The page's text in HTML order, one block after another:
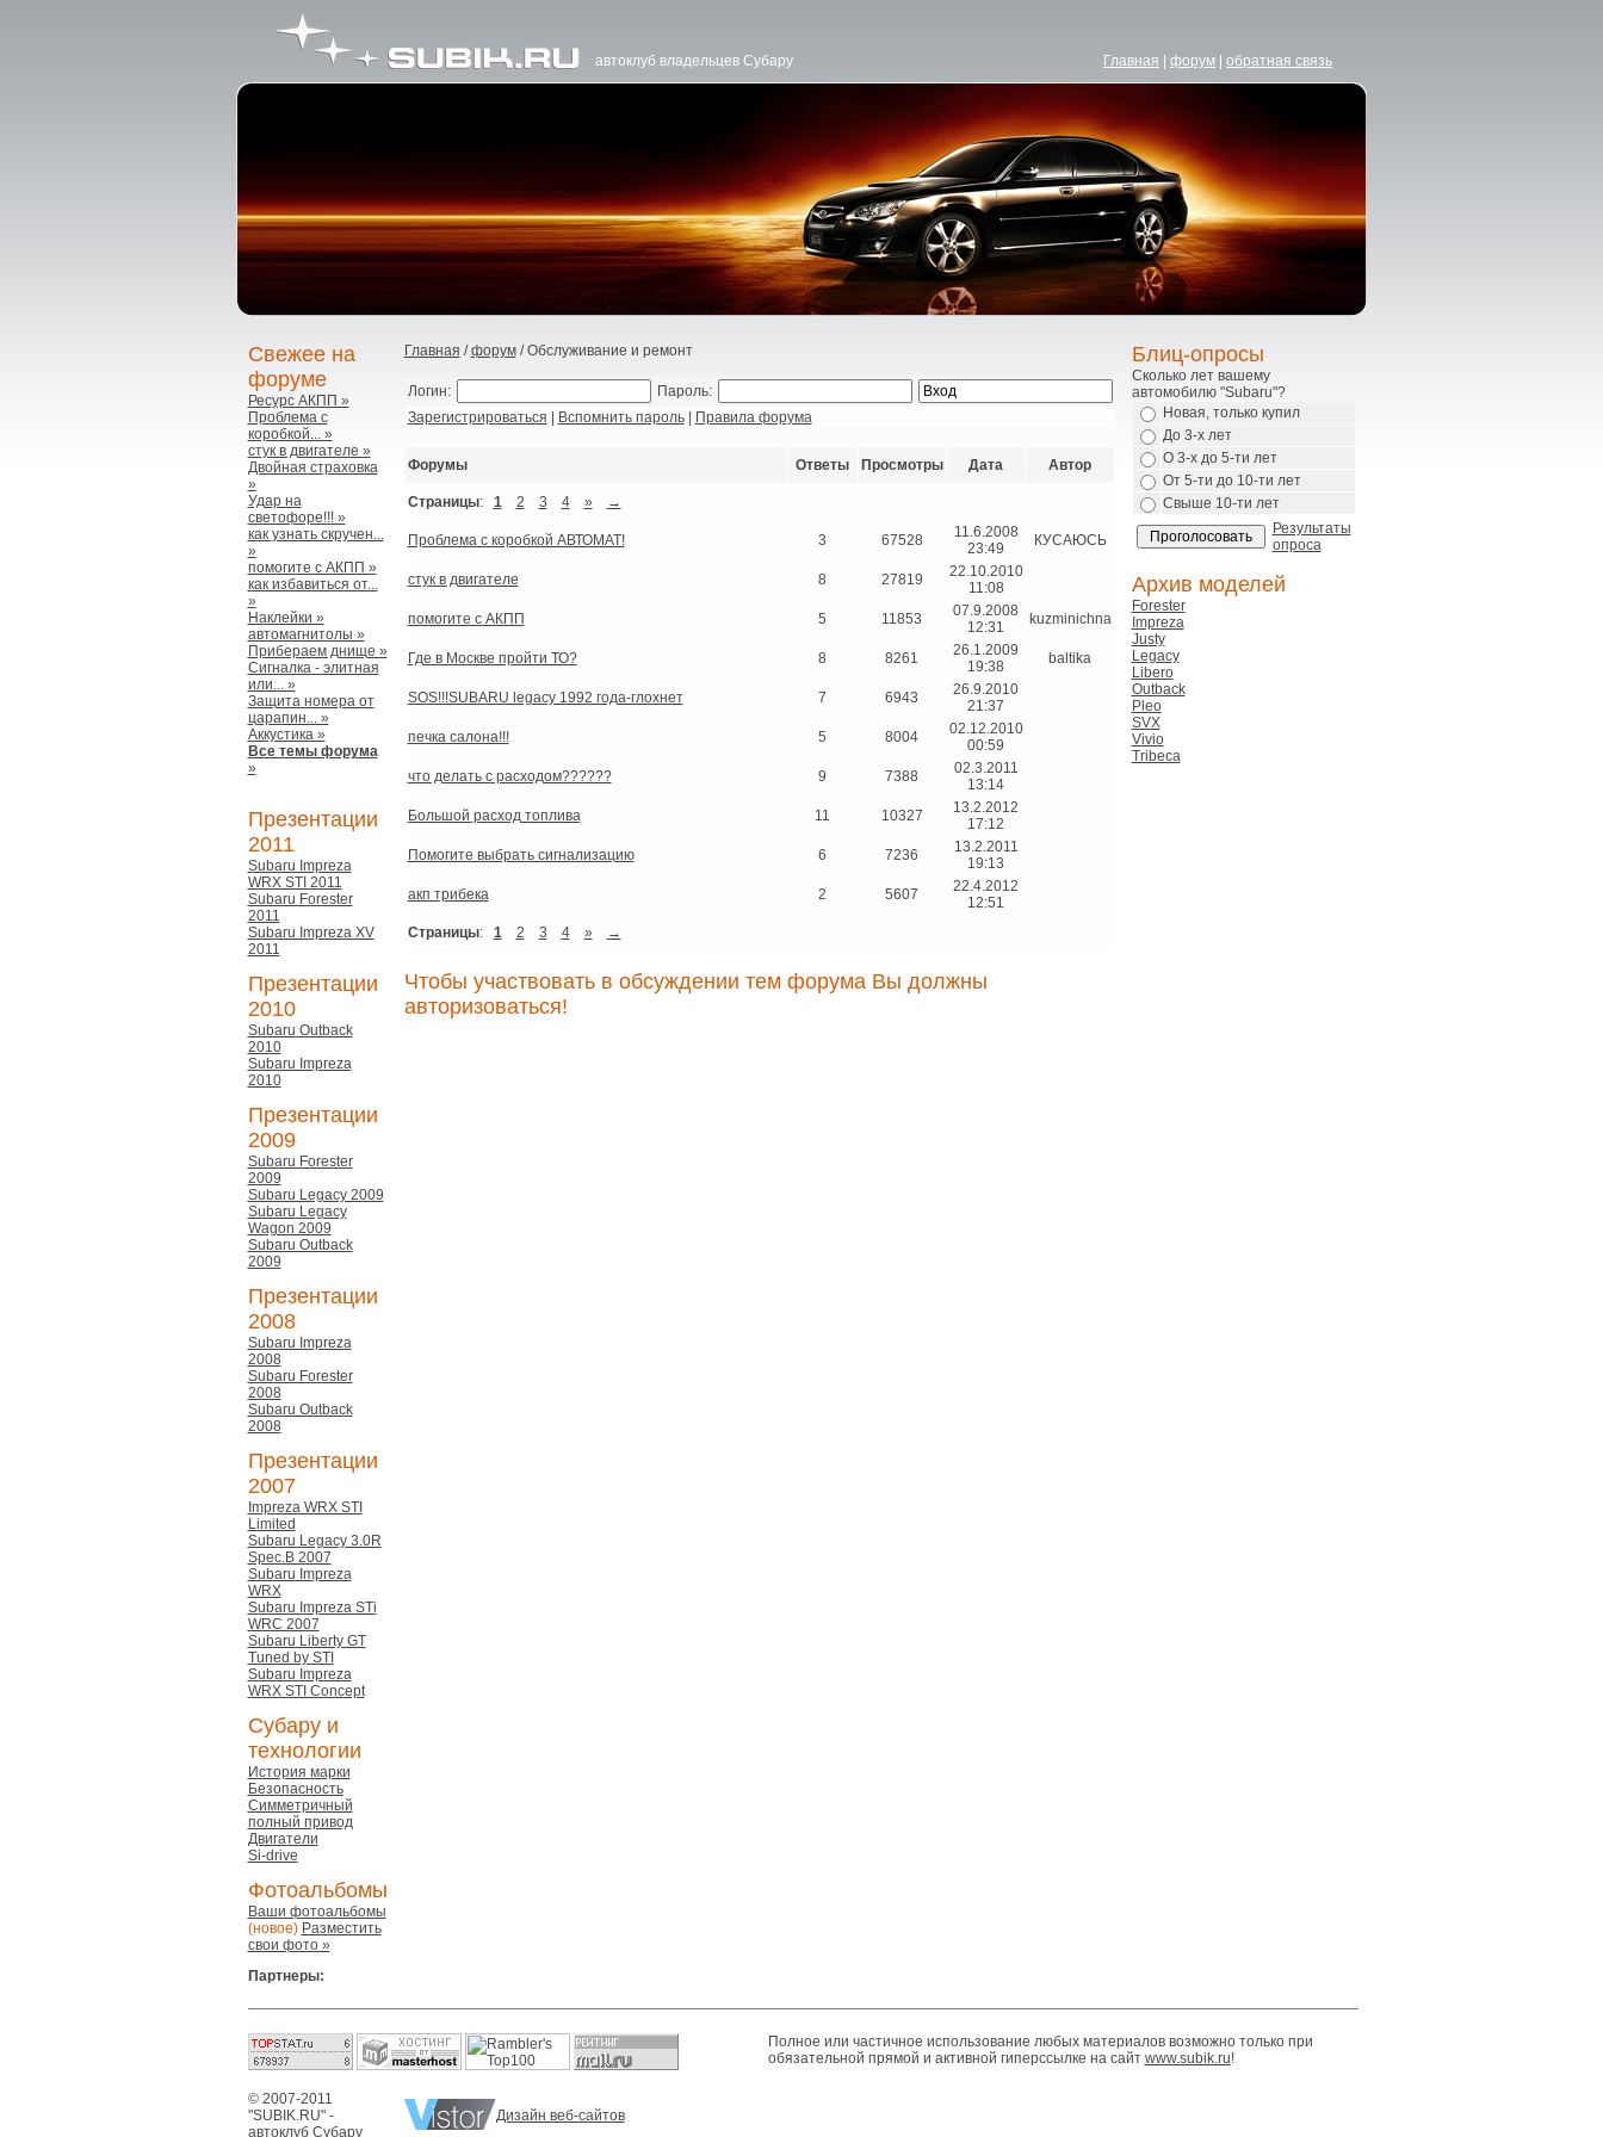
автоклуб владельцев Субару Главная форум обратная связь
Свежее на
форуме
Ресурс АКПП »
Проблема с
коробкой... »
стук в двигателе »
Двойная страховка
»
Удар на
светофоре!!! »
как узнать скручен...
»
помогите с АКПП »
как избавиться от...
»
Наклейки »
автомагнитолы »
Прибераем днище »
Сигналка - элитная
или... »
Защита номера от
царапин... »
Аккустика »
Все темы форума
»
Презентации
2011
Subaru Impreza
WRX STI 2011
Subaru Forester
2011
Subaru Impreza XV
2011
Презентации
2010
Subaru Outback
2010
Subaru Impreza
2010
Презентации
2009
Subaru Forester
2009
Subaru Legacy 2009
Subaru Legacy
Wagon 2009
Subaru Outback
2009
Презентации
2008
Subaru Impreza
2008
Subaru Forester
2008
Subaru Outback
2008
Презентации
2007
Impreza WRX STI
Limited
Subaru Legacy 3.0R
Spec.B 2007
Subaru Impreza
WRX
Subaru Impreza STi
WRC 2007
Subaru Liberty GT
Tuned by STI
Subaru Impreza
WRX STI Concept
Субару и
технологии
История марки
Безопасность
Симметричный
полный привод
Двигатели
Si-drive
Фотоальбомы
Ваши фотоальбомы
(новое) Разместить
свои фото »
Партнеры:
Главная /форум/ Обслуживание и ремонт
Логин:
Пароль:
Зарегистрироваться
Вспомнить пароль| Правила форума
Форумы Ответы Просмотры Дата Автор
Страницы: 1 2 3 4 » →
Проблема с коробкой АВТОМАТ! 3 67528
11.6.2008
23:49
КУСАЮСЬ
стук в двигателе 8 27819
22.10.2010
11:08
помогите с АКПП
5 11853
07.9.2008
12:31
kuzminichna
Где в Москве пройти ТО? 8 8261
26.1.2009
19:38
baltika
SOS!!!SUBARU legacy 1992 года-глохнет 7 6943
26.9.2010
21:37
печка салона!!!
5 8004
02.12.2010
00:59
что делать с расходом??????
9 7388
02.3.2011
13:14
Большой расход топлива
11 10327
13.2.2012
17:12
Помогите выбрать сигнализацию
6 7236
13.2.2011
19:13
акп трибека
2 5607
22.4.2012
12:51
Страницы: 1 2 3 4 » →
Чтобы участвовать в обсуждении тем форума Вы должны
авторизоваться!
Блиц-опросы
Сколько лет вашему
автомобилю "Subaru"?
Новая, только купил
До 3-х лет
О 3-х до 5-ти лет
От 5-ти до 10-ти лет
Свыше 10-ти лет
Результаты
опроса
Архив моделей
Forester
Impreza
Justy
Legacy
Libero
Outback
Pleo
SVX
Vivio
Tribeca
Полное или частичное использование любых материалов возможно только при
обязательной прямой и активной гиперссылке на сайт www.subik.ru!
© 2007-2011
"SUBIK.RU" -
автоклуб Субару
Дизайн веб-сайтов